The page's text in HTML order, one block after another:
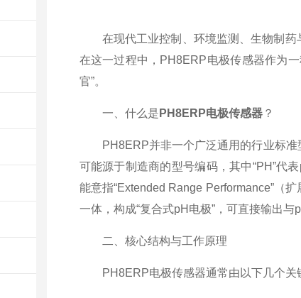
在现代工业控制、环境监测、生物制药
在这一过程中，PH8ERP电极传感器作为
官”。
一、什么是 PH8ERP电极传感器？
PH8ERP并非一个广泛通用的行业标准
可能源于制造商的型号编码，其中“PH”代
能意指“Extended Range Performance”（
一体，构成“复合式pH电极”，可直接输出
二、核心结构与工作原理
PH8ERP电极传感器通常由以下几个关